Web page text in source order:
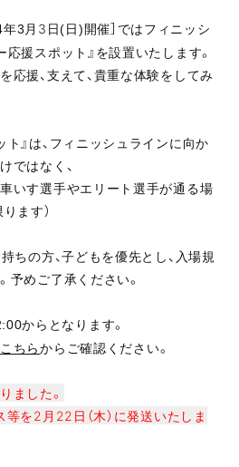
年3月3日(日)開催］ではフィニッシ
援スポット』を設置いたします。
応援、支えて、貴重な体験をしてみ
』は、フィニッシュラインに向か
ではなく、
いす選手やエリート選手が通る場
ます）
ちの方、子どもを優先とし、入場規
予めご了承ください。
からとなります。
こちらからご確認ください。
ました。
を2月22日（木）に発送いたしま